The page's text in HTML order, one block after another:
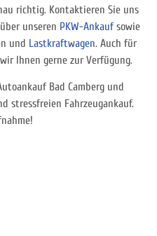
richtig. Kontaktieren Sie uns
unseren PKW-Ankaufsowie
und Lastkraftwagen. Auch für
Ihnen gerne zur Verfügung.
Bad Camberg und
stressfreien Fahrzeugankauf.